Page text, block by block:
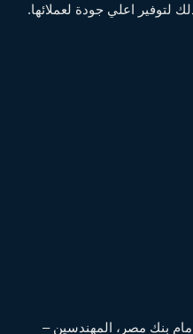
لتوفير اعلي جودة لعملائها.
امام بنك مصر، المهندسين –